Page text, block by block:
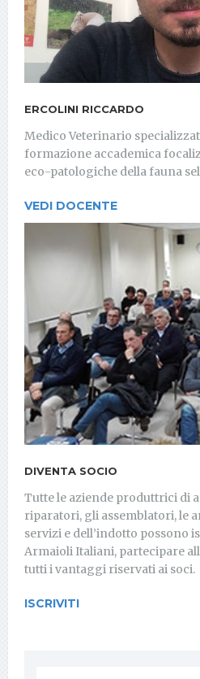
ERCOLINI RICCARDO
Medico Veterinario
formazione accademica
eco-patologiche della fauna
VEDI DOCENTE
DIVENTA SOCIO
Tutte le aziende produttrici di
riparatori, gli assemblatori, le
servizi e dell’indotto possono
Armaioli Italiani, partecipare
tutti i vantaggi riservati ai soci.
ISCRIVITI